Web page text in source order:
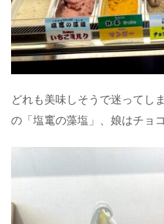
どれも美味しそうで迷ってし
の「塩竃の藻塩」、娘はチョ